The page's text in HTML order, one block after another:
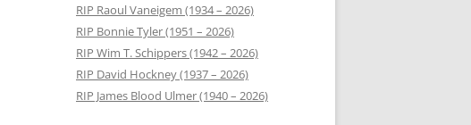
RIP Raoul Vaneigem (1934 – 2026)
RIP Bonnie Tyler (1951 – 2026)
RIP Wim T. Schippers (1942 – 2026)
RIP David Hockney (1937 – 2026)
RIP James Blood Ulmer (1940 – 2026)